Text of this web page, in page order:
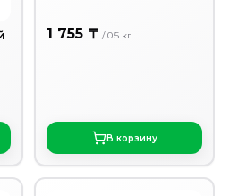
1 755 〒 /0.5 кг
В корзину